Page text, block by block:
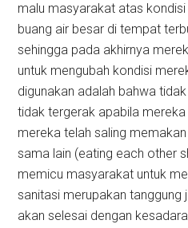
malu masyarakat atas
buang air besar di tempat
sehingga pada akhirnya
untuk mengubah kondisi
digunakan adalah bahwa
tidak tergerak apabila
mereka telah saling
sama lain (eating each other
memicu masyarakat untuk
sanitasi merupakan
akan selesai dengan